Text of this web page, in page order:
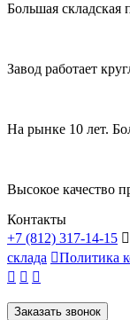
Большая складская
Завод работает
На рынке 10 лет.
Высокое качество
Контакты
+7 (812) 317-14-15 
склада Политика
  
Заказать звонок